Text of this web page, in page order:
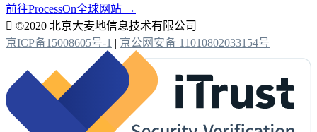
前往ProcessOn全球网站 →
 ©2020 北京大麦地信息技术有限公司
京ICP备15008605号-1 | 京公网安备 11010802033154号